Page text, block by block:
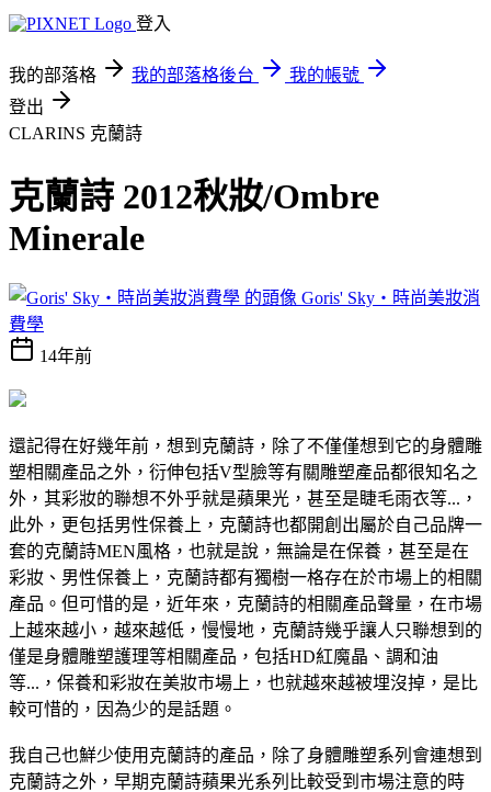
登入
我的部落格 我的部落格後台
我的帳號
登出
CLARINS 克蘭詩
克蘭詩 2012秋妝/Ombre
Minerale
Goris' Sky‧時尚美妝消
費學
14年前
還記得在好幾年前，想到克蘭詩，除了不僅僅想到它的身體雕
塑相關產品之外，衍伸包括V型臉等有關雕塑產品都很知名之
外，其彩妝的聯想不外乎就是蘋果光，甚至是睫毛雨衣等...，
此外，更包括男性保養上，克蘭詩也都開創出屬於自己品牌一
套的克蘭詩MEN風格，也就是說，無論是在保養，甚至是在
彩妝、男性保養上，克蘭詩都有獨樹一格存在於市場上的相關
產品。但可惜的是，近年來，克蘭詩的相關產品聲量，在市場
上越來越小，越來越低，慢慢地，克蘭詩幾乎讓人只聯想到的
僅是身體雕塑護理等相關產品，包括HD紅魔晶、調和油
等...，保養和彩妝在美妝市場上，也就越來越被埋沒掉，是比
較可惜的，因為少的是話題。
我自己也鮮少使用克蘭詩的產品，除了身體雕塑系列會連想到
克蘭詩之外，早期克蘭詩蘋果光系列比較受到市場注意的時